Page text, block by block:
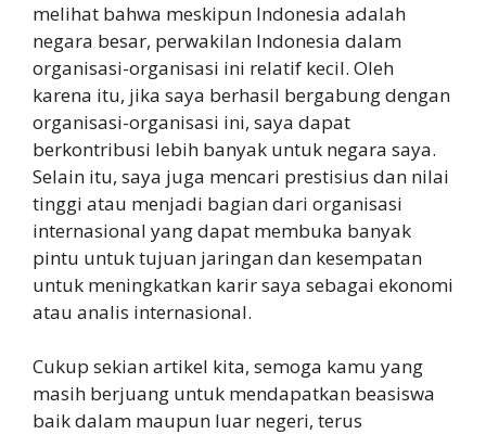
melihat bahwa meskipun Indonesia adalah
negara besar, perwakilan Indonesia dalam
organisasi-organisasi ini relatif kecil. Oleh
karena itu, jika saya berhasil bergabung dengan
organisasi-organisasi ini, saya dapat
berkontribusi lebih banyak untuk negara saya.
Selain itu, saya juga mencari prestisius dan nilai
tinggi atau menjadi bagian dari organisasi
internasional yang dapat membuka banyak
pintu untuk tujuan jaringan dan kesempatan
untuk meningkatkan karir saya sebagai ekonomi
atau analis internasional.
Cukup sekian artikel kita, semoga kamu yang
masih berjuang untuk mendapatkan beasiswa
baik dalam maupun luar negeri, terus